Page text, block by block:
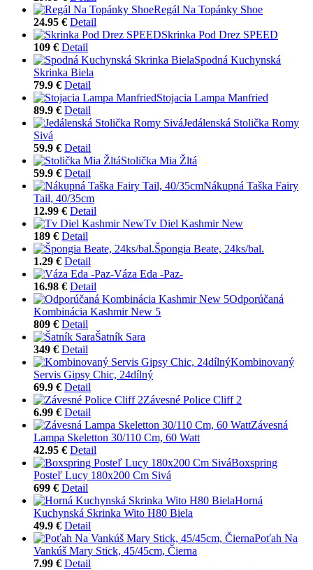
Regál Na Topánky Shoe
24.95 € Detail
Skrinka Pod Drez SPEED
109 € Detail
Spodná Kuchynská
Skrinka Biela
79.9 € Detail
Stojacia Lampa Manfried
89.9 € Detail
Jedálenská Stolička Romy
Sivá
59.9 € Detail
Stolička Mia Žltá
59.9 € Detail
Nákupná Taška Fairy
Tail, 40/35cm
12.99 € Detail
Tv Diel Kashmir New
189 € Detail
Špongia Beate, 24ks/bal.
1.29 € Detail
Váza Eda -Paz-
16.98 € Detail
Odporúčaná
Kombinácia Kashmir New 5
809 € Detail
Šatník Sara
349 € Detail
Kombinovaný
Servis Gipsy Chic, 24dílný
69.9 € Detail
Závesné Police Cliff 2
6.99 € Detail
Závesná
Lampa Skeletton 30/110 Cm, 60 Watt
42.95 € Detail
Boxspring
Posteľ Lucy 180x200 Cm Sivá
699 € Detail
Horná
Kuchynská Skrinka Wito H80 Biela
49.9 € Detail
Poťah Na
Vankúš Mary Stick, 45/45cm, Čierna
7.99 € Detail